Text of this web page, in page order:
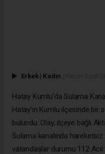
Erkek | Kadın
Hatay Kumlu’da Sulama
Hatay’ın Kumlu ilçesinde bir
bulundu. Olay, ilçeye bağlı
Sulama kanalında
vatandaşlar durumu 112 Acil